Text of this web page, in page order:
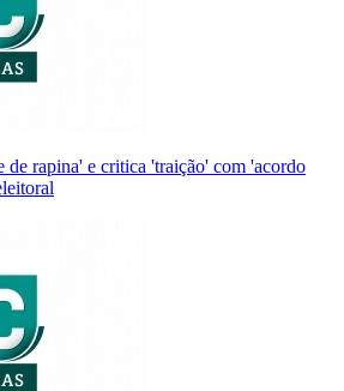
de rapina' e critica 'traição' com 'acordo